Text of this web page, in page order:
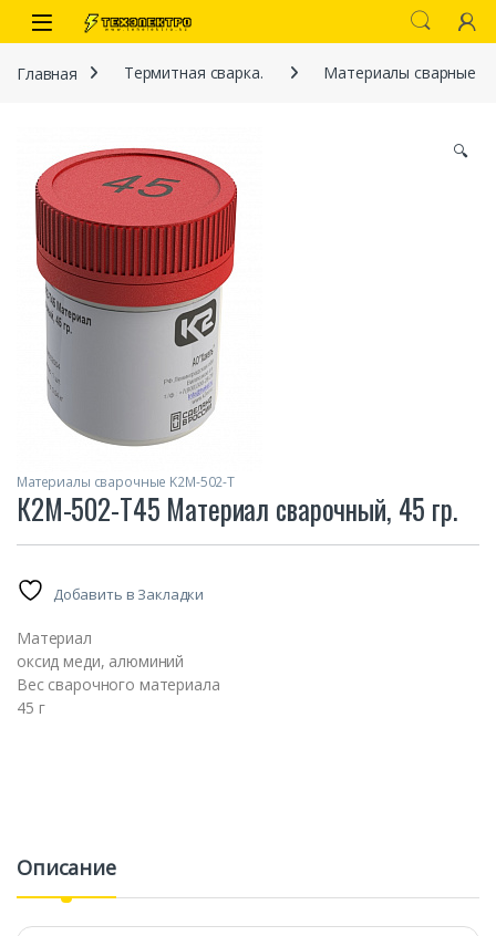
Перейти к навигации
перейти к содержанию
Open
Главная Термитная сварка. Материалы сварные
🔍
Материалы сварочные K2M-502-Т
К2М-502-Т45 Материал сварочный, 45 гр.
Добавить в Закладки
Материал
оксид меди, алюминий
Вес сварочного материала
45 г
Описание